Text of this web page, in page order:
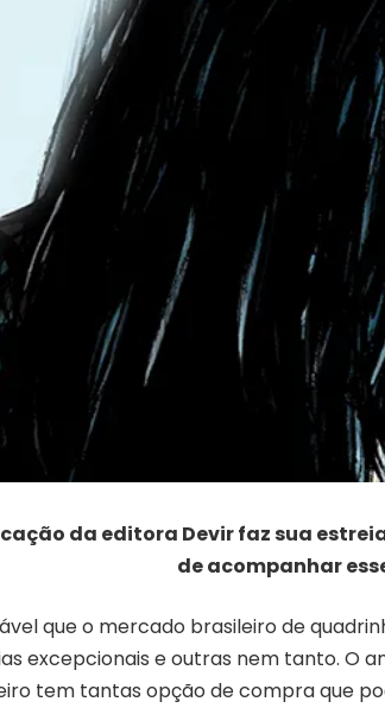
da editora Devir faz sua
de acompanhar
que o mercado brasileiro de
excepcionais e outras nem tanto. O
tem tantas opção de compra que